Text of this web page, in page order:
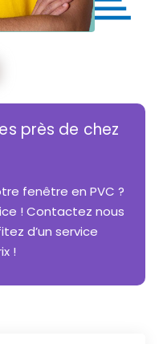
près de chez
fenêtre en PVC ?
! Contactez nous
d’un service
!